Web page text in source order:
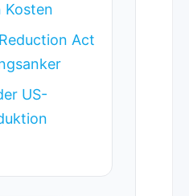
Kosten
Act
US-